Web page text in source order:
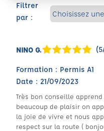
Filtrer
par :
NINO G.
Formation : Permis A1
Date : 21/09/2023
Très bon conseille
beaucoup de plaisir on
la joie de vivre et nous
respect sur la route (